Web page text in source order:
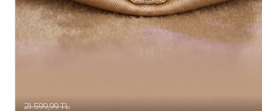
21.599,99 TL